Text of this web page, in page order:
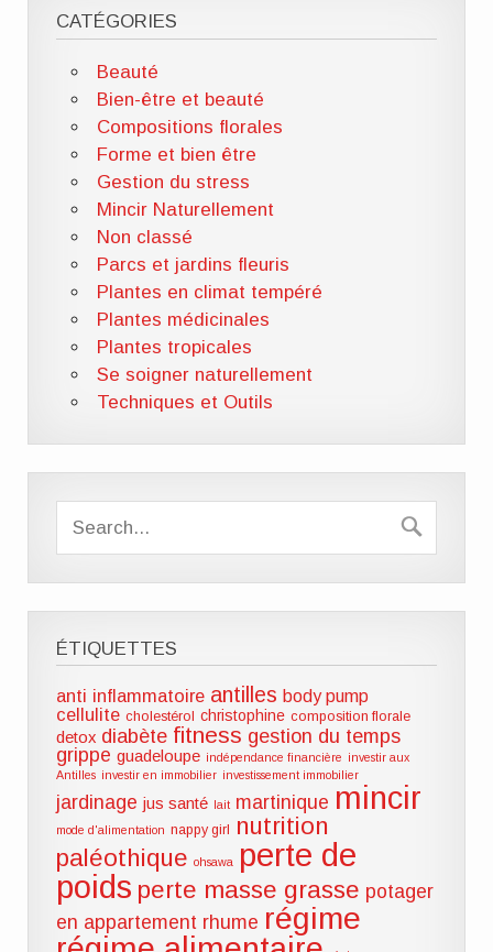
CATÉGORIES
Beauté
Bien-être et beauté
Compositions florales
Forme et bien être
Gestion du stress
Mincir Naturellement
Non classé
Parcs et jardins fleuris
Plantes en climat tempéré
Plantes médicinales
Plantes tropicales
Se soigner naturellement
Techniques et Outils
ÉTIQUETTES
anti inflammatoire antilles body pump
cellulite cholestérol christophine composition florale
detox diabète fitness gestion du temps
grippe guadeloupe indépendance financière investir aux
Antilles investir en immobilier investissement immobilier
jardinage jus santé lait martinique mincir
mode d'alimentation nappy girl
nutrition
paléothique ohsawa
perte de
poids perte masse grasse potager
en appartement rhume régime